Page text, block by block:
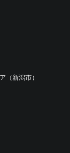
（新潟市）